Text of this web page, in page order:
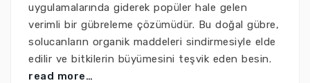
uygulamalarında giderek popüler hale gelen
verimli bir gübreleme çözümüdür. Bu doğal gübre,
solucanların organik maddeleri sindirmesiyle elde
edilir ve bitkilerin büyümesini teşvik eden besin.
read more…